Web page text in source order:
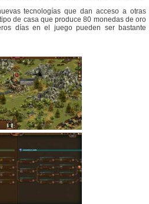
tecnologías que dan acceso a otras
de casa que produce 80 monedas de oro
días en el juego pueden ser bastante